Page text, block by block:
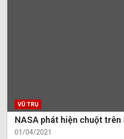
VŨ TRỤ
NASA phát hiện chuột trên
01/04/2021